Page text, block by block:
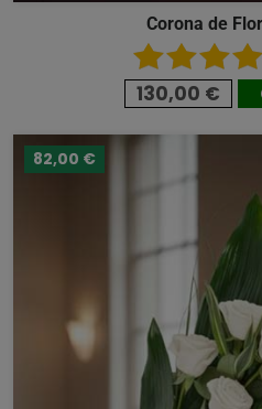
Corona de
130,00 €
82,00 €